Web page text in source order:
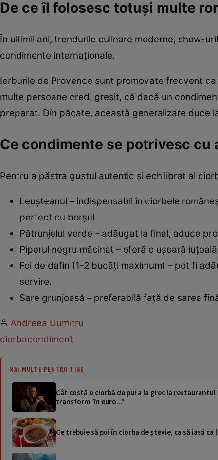
De ce îl folosesc totuși multe
În ultimii ani, trendurile culinare moderne, show-
condimente internaționale.
Ierburile de Provence sunt promovate frecvent
multe persoane cred, greșit, că dacă un
preparat. Din păcate, această generalizare duce
Ce condimente se potrivesc cu
Pentru a păstra gustul autentic și echilibrat al
Leușteanul – indispensabil în ciorbele
perfect cu borșul.
Pătrunjelul verde – adăugat la final, aduce
Piperul negru măcinat – oferă o ușoară
Foi de dafin (1-2 bucăți maximum) – pot fi
servire.
Sare grunjoasă – preferabilă față de sarea
Andreea Dumitru
ciorbacondiment
MAI MULTE PENTRU TINE
Cât costă o ciorbă de pui a la grec la
transformi în euro...”
Ce trebuie să pui în ciorba de ștevie, ca să iasă